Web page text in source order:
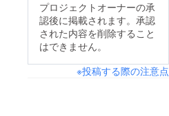
プロジェクトオーナーの承
認後に掲載されます。承認
された内容を削除すること
はできません。
※投稿する際の注意点